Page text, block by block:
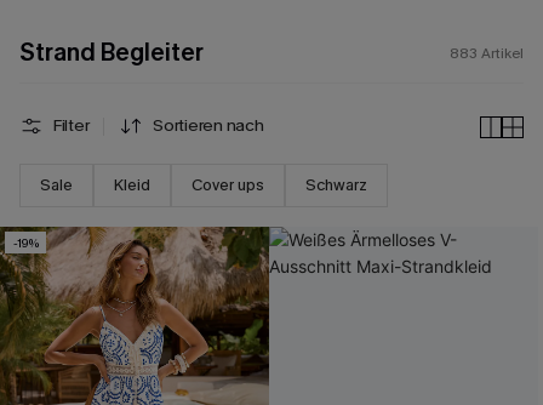
Strand Begleiter 883 Artikel
Filter Sortieren nach
Sale Kleid Cover ups Schwarz
-19%